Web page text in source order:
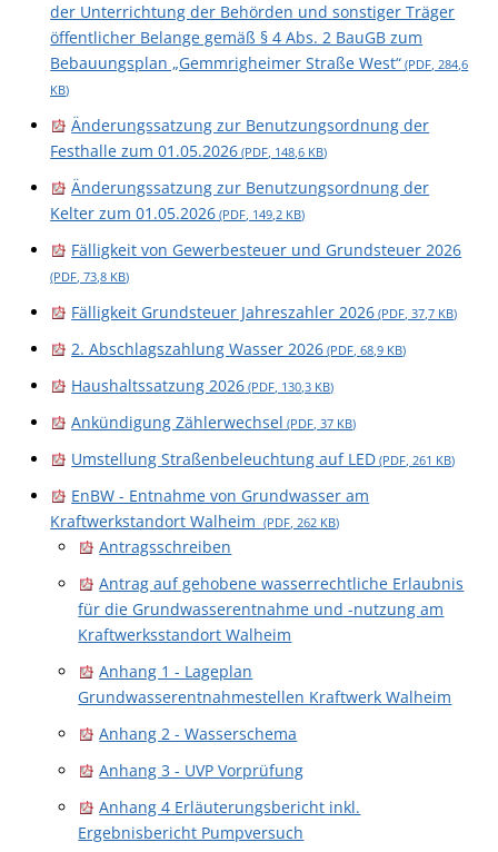
der Unterrichtung der Behörden und sonstiger Träger
öffentlicher Belange gemäß § 4 Abs. 2 BauGB zum
Bebauungsplan „Gemmrigheimer Straße West“ (PDF, 284,6
KB)
Änderungssatzung zur Benutzungsordnung der
Festhalle zum 01.05.2026 (PDF, 148,6 KB)
Änderungssatzung zur Benutzungsordnung der
Kelter zum 01.05.2026 (PDF, 149,2 KB)
Fälligkeit von Gewerbesteuer und Grundsteuer 2026
(PDF, 73,8 KB)
Fälligkeit Grundsteuer Jahreszahler 2026 (PDF, 37,7 KB)
2. Abschlagszahlung Wasser 2026 (PDF, 68,9 KB)
Haushaltssatzung 2026 (PDF, 130,3 KB)
Ankündigung Zählerwechsel (PDF, 37 KB)
Umstellung Straßenbeleuchtung auf LED (PDF, 261 KB)
EnBW - Entnahme von Grundwasser am
Kraftwerkstandort Walheim (PDF, 262 KB)
Antragsschreiben
Antrag auf gehobene wasserrechtliche Erlaubnis
für die Grundwasserentnahme und -nutzung am
Kraftwerksstandort Walheim
Anhang 1 - Lageplan
Grundwasserentnahmestellen Kraftwerk Walheim
Anhang 2 - Wasserschema
Anhang 3 - UVP Vorprüfung
Anhang 4 Erläuterungsbericht inkl.
Ergebnisbericht Pumpversuch